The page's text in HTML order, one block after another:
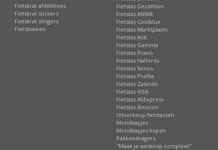
Fietskrat afdekhoes
Fietskrat stickers
Fietskrat slingers
Fietsbakken
Fietstas Decathlon
Fietstas ANWB
Fietstas Coolblue
Fietstas Marktplaats
Fietstas Aldi
Fietstas Gamma
Fietstas Praxis
Fietstas Halfords
Fietstas Xenos
Fietstas Profile
Fietstas Zalando
Fietstas IKEA
Fietstas AliExpress
Fietstas Amazon
Uitverkoop fietstassen
Mondkapjes
Mondkapjes kopen
Pakkendragers
"Maak je aankoop compleet"